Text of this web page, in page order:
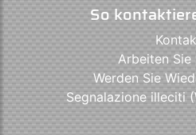
So
Arbeiten Sie
Werden Sie
Segnalazione illeciti